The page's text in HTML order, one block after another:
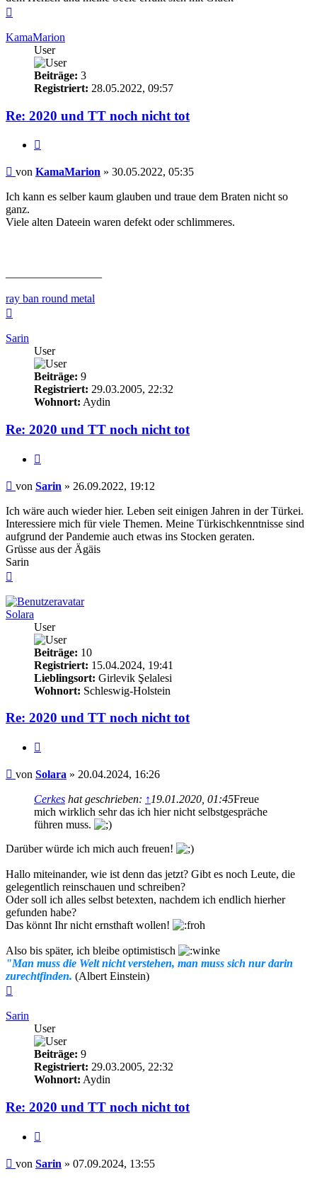
KamaMarion
User
Beiträge: 3
Registriert: 28.05.2022, 09:57
Re: 2020 und TT noch nicht tot
Beitrag
von KamaMarion » 30.05.2022, 05:35
Ich kann es selber kaum glauben und traue dem Braten nicht so
ganz.
Viele alten Dateein waren defekt oder schlimmeres.
ray ban round metal
Sarin
User
Beiträge: 9
Registriert: 29.03.2005, 22:32
Wohnort: Aydin
Re: 2020 und TT noch nicht tot
Beitrag
von Sarin » 26.09.2022, 19:12
Ich wäre auch wieder hier. Leben seit einigen Jahren in der Türkei.
Interessiere mich für viele Themen. Meine Türkischkenntnisse sind
aufgrund der Pandemie auch etwas ins Stocken geraten.
Grüsse aus der Ägäis
Sarin
Solara
User
Beiträge: 10
Registriert: 15.04.2024, 19:41
Lieblingsort: Girlevik Şelalesi
Wohnort: Schleswig-Holstein
Re: 2020 und TT noch nicht tot
Beitrag
von Solara » 20.04.2024, 16:26
Cerkes hat geschrieben: ↑ 19.01.2020, 01:45Freue
mich wirklich sehr das ich hier nicht selbstgespräche
führen muss.
Darüber würde ich mich auch freuen!
Hallo miteinander, wie ist denn das jetzt? Gibt es noch Leute, die
gelegentlich reinschauen und schreiben?
Oder soll ich alles selbst betexten, nachdem ich endlich hierher
gefunden habe?
Das könnt Ihr nicht ernsthaft wollen!
Also bis später, ich bleibe optimistisch
"Man muss die Welt nicht verstehen, man muss sich nur darin
zurechtfinden. (Albert Einstein)
Sarin
User
Beiträge: 9
Registriert: 29.03.2005, 22:32
Wohnort: Aydin
Re: 2020 und TT noch nicht tot
Beitrag
von Sarin » 07.09.2024, 13:55